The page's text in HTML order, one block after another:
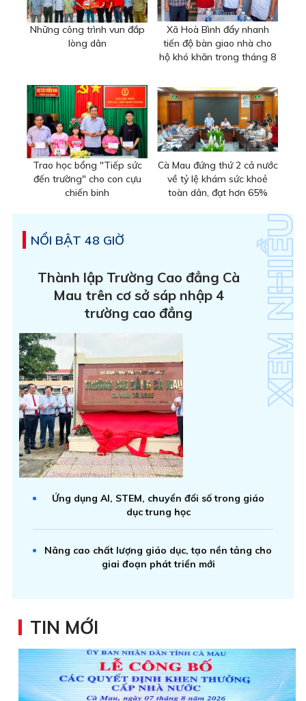
Những công trình vun đắp
lòng dân
Xã Hoà Bình đẩy nhanh
tiến độ bàn giao nhà cho
hộ khó khăn trong tháng 8
Trao học bổng "Tiếp sức
đến trường" cho con cựu
chiến binh
Cà Mau đứng thứ 2 cả nước
về tỷ lệ khám sức khoẻ
toàn dân, đạt hơn 65%
NỔI BẬT 48 GIỜ
Thành lập Trường Cao đẳng Cà
Mau trên cơ sở sáp nhập 4
trường cao đẳng
Ứng dụng AI, STEM, chuyển đổi số trong giáo
dục trung học
Nâng cao chất lượng giáo dục, tạo nền tảng cho
giai đoạn phát triển mới
TIN MỚI